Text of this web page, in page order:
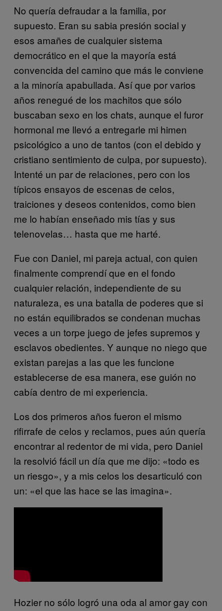
No quería defraudar a la familia, por
supuesto. Eran su sabia presión social y
esos amañes de cualquier sistema
democrático en el que la mayoría está
convencida del camino que más le conviene
a la minoría apabullada. Así que por varios
años renegué de los machitos que sólo
buscaban sexo en los chats, aunque el furor
hormonal me llevó a entregarle mi himen
psicológico a uno de tantos (con el debido y
cristiano sentimiento de culpa, por supuesto).
Intenté un par de relaciones, pero con los
típicos ensayos de escenas de celos,
traiciones y deseos contenidos, como bien
me lo habían enseñado mis tías y sus
telenovelas… hasta que me harté.
Fue con Daniel, mi pareja actual, con quien
finalmente comprendí que en el fondo
cualquier relación, independiente de su
naturaleza, es una batalla de poderes que si
no están equilibrados se condenan muchas
veces a un torpe juego de jefes supremos y
esclavos obedientes. Y aunque no niego que
existan parejas a las que les funcione
establecerse de esa manera, ese guión no
cabía dentro de mi experiencia.
Los dos primeros años fueron el mismo
rifirrafe de celos y reclamos, pues aún quería
encontrar al redentor de mi vida, pero Daniel
la resolvió fácil un día que me dijo: «todo es
un riesgo», y a mis celos los desarticuló con
un: «el que las hace se las imagina».
Hozier no sólo logró una oda al amor gay con